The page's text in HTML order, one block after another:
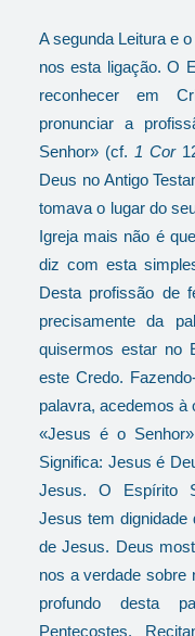
A segunda Leitura e
nos esta ligação. O
reconhecer em
pronunciar a
Senhor» (cf. 1 Cor
Deus no Antigo
tomava o lugar do
Igreja mais não é
diz com esta
Desta profissão de
precisamente da
quisermos estar no
este Credo.
palavra, acedemos à
«Jesus é o
Significa: Jesus é
Jesus. O Espírito
Jesus tem dignidade
de Jesus. Deus
nos a verdade sobre
profundo desta
Pentecostes.